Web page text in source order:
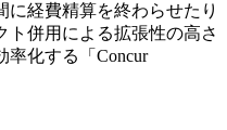
に経費精算を終わらせたり
ト併用による拡張性の高さ
率化する「Concur